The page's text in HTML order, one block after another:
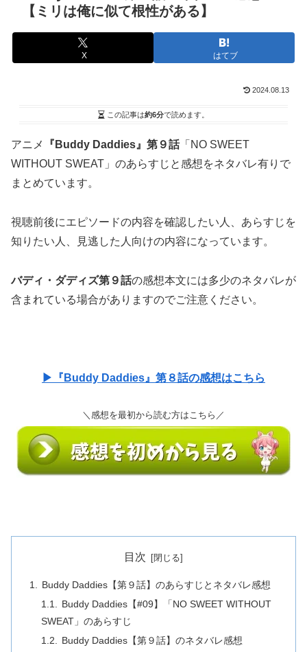
【ミリは俺に似て根性がある】
X はてブ
2024.08.13
この記事は約6分で読めます。
アニメ 『Buddy Daddies』第９話「NO SWEET
WITHOUT SWEAT」のあらすじと感想をネタバレ有りで
まとめています。
視聴前後にエピソードの内容を確認したい人、あらすじを
知りたい人、見逃した人向けの内容になっています。
バディ・ダディズ第９話の感想本文には多少のネタバレが
含まれている場合がありますのでご注意ください。
▶『Buddy Daddies』第８話の感想はこちら
＼感想を最初から読む方はこちら／
目次
Buddy Daddies【第９話】のあらすじとネタバレ感想
Buddy Daddies【#09】「NO SWEET WITHOUT
SWEAT」のあらすじ
Buddy Daddies【第９話】のネタバレ感想